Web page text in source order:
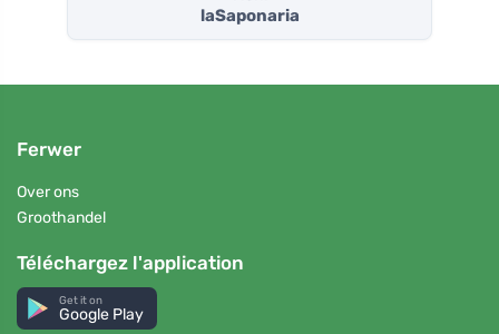
laSaponaria
Ferwer
Over ons
Groothandel
Téléchargez l'application
Get it on
Google Play